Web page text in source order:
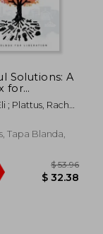
Solutions: A
for
(en Inglés)
; Plattus, Rachel
Tapa Blanda,